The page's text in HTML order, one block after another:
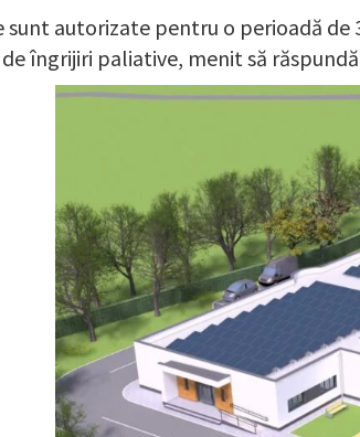
sunt autorizate pentru o perioadă
îngrijiri paliative, menit să